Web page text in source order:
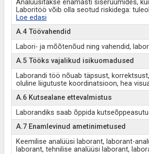
Analüüsitakse enamasti siseruumides,
Laboritöö võib olla seotud riskidega:
Loe edasi
A.4 Töövahendid
Labori- ja mõõtenõud ning vahendid,
A.5 Tööks vajalikud isikuomadused
Laborandi töö nõuab täpsust,
oluline liigutuste koordinatsioon, hea
A.6 Kutsealane ettevalmistus
Laborandiks saab õppida
A.7 Enamlevinud ametinimetused
Keemilise analüüsi laborant, laborant-
laborant, tehnilise analüüsi laborant,